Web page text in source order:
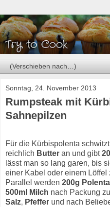
Sonntag, 24. November 2013
Rumpsteak mit
Sahnepilzen
Für die Kürbispolenta
reichlich Butter an und gibt
lässt man so lang garen, bis
einer Kabel oder einem Löffel
Parallel werden 200g Polenta
500ml Milch nach Packung
Salz, Pfeffer und nach